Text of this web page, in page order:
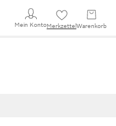
Mein KontoMerkzettel Warenkorb